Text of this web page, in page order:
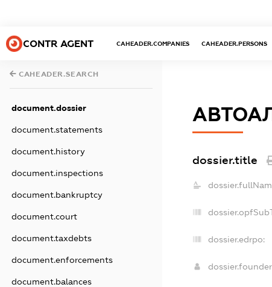
CONTR AGENT CAHEADER.COMPANIES CAHEADER.PERSONS
CAHEADER.SEARCH
document.dossier
document.statements
document.history
document.inspections
document.bankruptcy
document.court
document.taxdebts
document.enforcements
document.balances
dossier.title
dossier.edrpo: